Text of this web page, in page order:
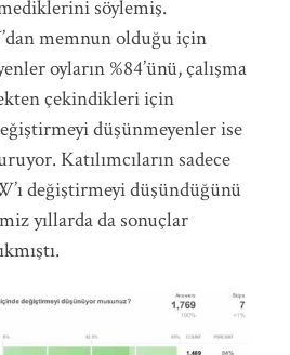
söylemiş.
memnun olduğu için
oyların %84’ünü, çalışma
çekindikleri için
düşünmeyenler ise
Katılımcıların sadece
değiştirmeyi düşündüğünü
yıllarda da sonuçlar